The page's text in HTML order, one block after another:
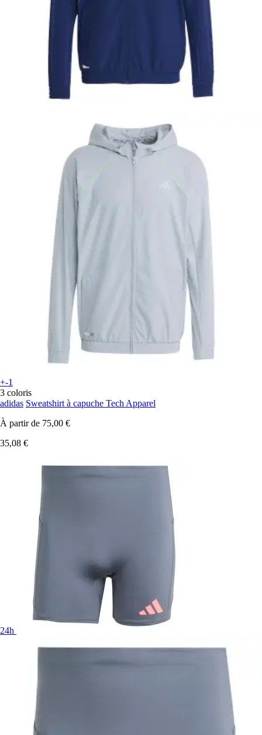
+-1
3 coloris
adidas Sweatshirt à capuche Tech Apparel
À partir de 75,00 €
35,08 €
24h